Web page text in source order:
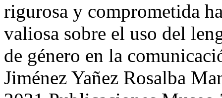
rigurosa y comprometida
valiosa sobre el uso del
de género en la
Jiménez Yañez Rosalba